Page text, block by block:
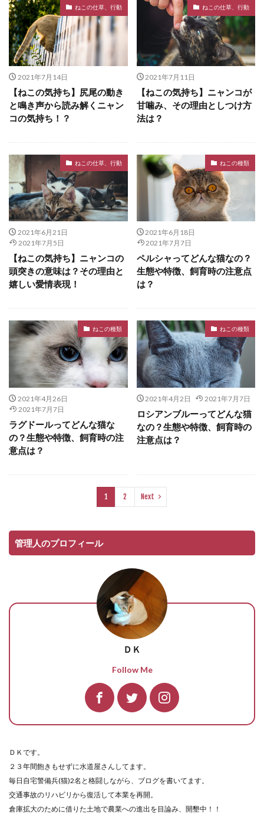
ねこの仕草、行動
2021年7月14日
【ねこの気持ち】尻尾の動き
と鳴き声から読み解くニャン
コの気持ち！？
ねこの仕草、行動
2021年7月11日
【ねこの気持ち】ニャンコが
甘噛み、その理由としつけ方
法は？
ねこの仕草、行動
2021年6月21日
2021年7月5日
【ねこの気持ち】ニャンコの
頭突きの意味は？その理由と
嬉しい愛情表現！
ねこの種類
2021年6月18日
2021年7月7日
ペルシャってどんな猫なの？
生態や特徴、飼育時の注意点
は？
ねこの種類
2021年4月26日
2021年7月7日
ラグドールってどんな猫な
の？生態や特徴、飼育時の注
意点は？
ねこの種類
2021年4月2日 2021年7月7日
ロシアンブルーってどんな猫
なの？生態や特徴、飼育時の
注意点は？
1 2 Next
管理人のプロフィール
ＤＫ
Follow Me
ＤＫです。
２３年間飽きもせずに水道屋さんしてます。
毎日自宅警備兵(猫)2名と格闘しながら、ブログを書いてます。
交通事故のリハビリから復活して本業を再開。
倉庫拡大のために借りた土地で農業への進出を目論み、開墾中！！